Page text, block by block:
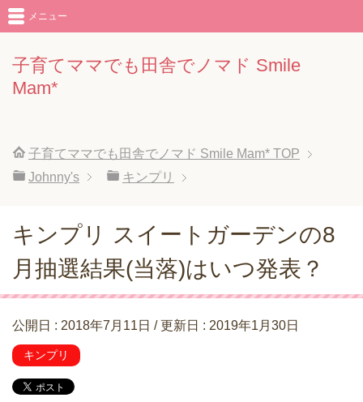
子育てママでも田舎でノマド Smile
Mam*
メニュー
子育てママでも田舎でノマド Smile Mam* TOP
Johnny's
キンプリ
キンプリ スイートガーデンの8
月抽選結果(当落)はいつ発表？
公開日 : 2018年7月11日 / 更新日 : 2019年1月30日
キンプリ